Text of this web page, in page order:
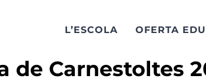
L’ESCOLA OFERTA
de Carnestoltes